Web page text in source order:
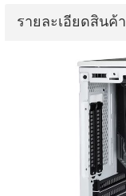
รายละเอียดสินค้า